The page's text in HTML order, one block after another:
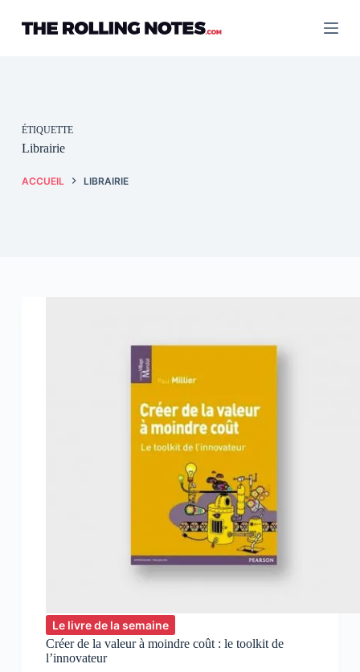
contenu
ÉTIQUETTE
Librairie
ACCUEIL LIBRAIRIE
Le livre de la semaine
Créer de la valeur à moindre coût : le toolkit de
l’innovateur